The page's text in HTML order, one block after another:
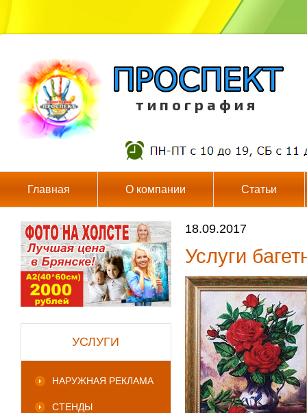
т и п о г р а ф и я
Главная О компании Статьи
УСЛУГИ
НАРУЖНАЯ РЕКЛАМА
СТЕНДЫ
18.09.2017
Услуги